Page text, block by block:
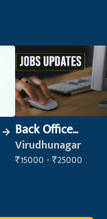
Back Office
Executive
(Administration)
Virudhunagar
₹15000 - ₹25000